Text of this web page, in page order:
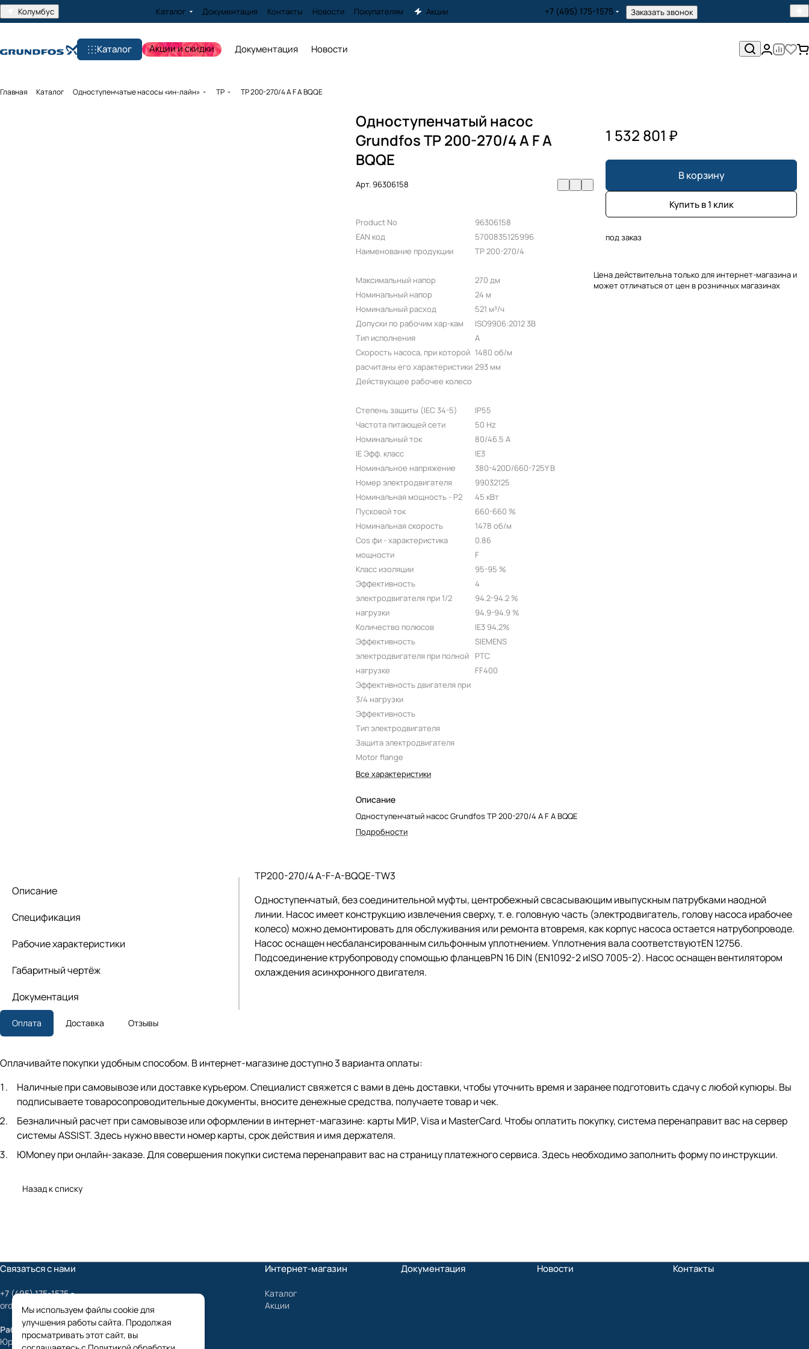
Колумбус Каталог Документация Контакты Новости Покупателям Акции +7 (495) 175-1575 Заказать звонок
Каталог Акции и скидки Документация Новости
Главная Каталог Одноступенчатые насосы «ин-лайн» TP TP 200-270/4 A F A BQQE
Одноступенчатый насос
Grundfos TP 200-270/4 A F A
BQQE
Арт.96306158
Product No
EAN код
Наименование продукции
96306158
5700835125996
TP 200-270/4
Максимальный напор
Номинальный напор
Номинальный расход
Допуски по рабочим хар-кам
Тип исполнения
Скорость насоса, при которой
расчитаны его характеристики
Действующее рабочее колесо
270 дм
24 м
521 м³/ч
ISO9906:2012 3B
A
1480 об/м
293 мм
Степень защиты (IEC 34-5)
Частота питающей сети
Номинальный ток
IE Эфф. класс
Номинальное напряжение
Номер электродвигателя
Номинальная мощность - P2
Пусковой ток
Номинальная скорость
Cos фи - характеристика
мощности
Класс изоляции
Эффективность
электродвигателя при 1/2
нагрузки
Количество полюсов
Эффективность
электродвигателя при полной
нагрузке
Эффективность двигателя при
3/4 нагрузки
Эффективность
Тип электродвигателя
Защита электродвигателя
Motor flange
IP55
50 Hz
80/46.5 A
IE3
380-420D/660-725Y В
99032125
45 кВт
660-660 %
1478 об/м
0.86
F
95-95 %
4
94.2-94.2 %
94.9-94.9 %
IE3 94,2%
SIEMENS
PTC
FF400
Все характеристики
Описание
Одноступенчатый насос Grundfos TP 200-270/4 A F A BQQE
Подробности
1 532 801 ₽
В корзину
Купить в 1 клик
под заказ
Цена действительна только для интернет-магазина и
может отличаться от цен в розничных магазинах
Описание
Спецификация
Рабочие характеристики
Габаритный чертёж
Документация
TP200-270/4 A-F-A-BQQE-TW3
Одноступенчатый, без соединительной муфты, центробежный свсасывающим ивыпускным патрубками наодной
линии. Насос имеет конструкцию извлечения сверху,т. е. головную часть (электродвигатель, голову насоса ирабочее
колесо) можно демонтировать для обслуживания или ремонта втовремя, как корпус насоса остается натрубопроводе.
Насос оснащен несбалансированным сильфонным уплотнением. Уплотнения вала соответствуютEN 12756.
Подсоединение ктрубопроводу спомощью фланцевPN 16 DIN (EN1092-2 иISO 7005-2). Насос оснащен вентилятором
охлаждения асинхронного двигателя.
Оплата Доставка Отзывы
Оплачивайте покупки удобным способом. В интернет-магазине доступно 3 варианта оплаты:
Наличные при самовывозе или доставке курьером. Специалист свяжется с вами в день доставки, чтобы уточнить время и заранее подготовить сдачу с любой купюры. Вы
подписываете товаросопроводительные документы, вносите денежные средства, получаете товар и чек.
Безналичный расчет при самовывозе или оформлении в интернет-магазине: карты МИР, Visa и MasterCard. Чтобы оплатить покупку, система перенаправит вас на сервер
системы ASSIST. Здесь нужно ввести номер карты, срок действия и имя держателя.
ЮMoney при онлайн-заказе. Для совершения покупки система перенаправит вас на страницу платежного сервиса. Здесь необходимо заполнить форму по инструкции.
Назад к списку
Связаться с нами
+7 (495) 175-1575
order@mygrundfos.ru
Работаем только с юридическими лицами
Юридический адрес:
Интернет-магазин
Каталог
Акции
Документация Новости Контакты
Мы используем файлы cookie для
улучшения работы сайта. Продолжая
просматривать этот сайт, вы